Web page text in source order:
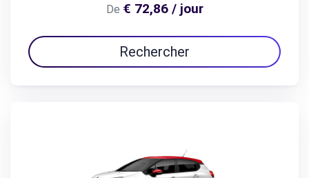
De € 72,86 / jour
Rechercher